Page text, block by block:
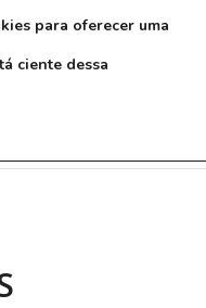
para oferecer uma
ciente dessa